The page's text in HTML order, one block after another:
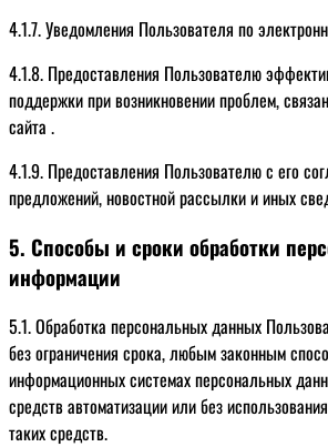
4.1.7. Уведомления Пользователя по
4.1.8. Предоставления Пользователю
поддержки при возникновении проблем,
сайта .
4.1.9. Предоставления Пользователю с его
предложений, новостной рассылки и иных
5. Способы и сроки обработки
информации
5.1. Обработка персональных данных
без ограничения срока, любым законным
информационных системах персональных
средств автоматизации или без использования
таких средств.